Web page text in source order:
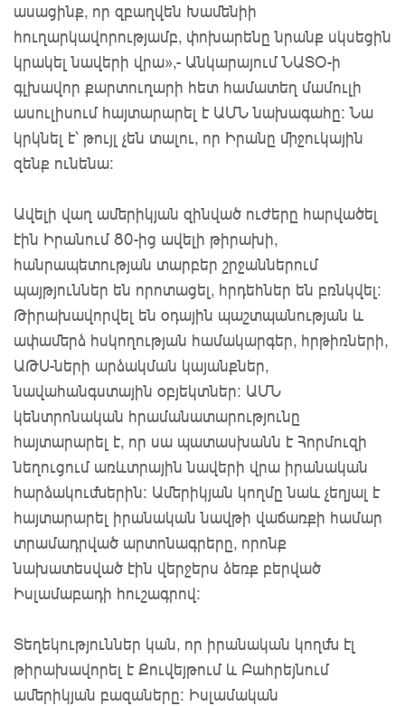
ասացինք, որ զբաղվեն Խամենիի
հուղարկավորությամբ, փոխարենը նրանք սկսեցին
կրակել նավերի վրա»,- Անկարայում ՆԱՏՕ-ի
գլխավոր քարտուղարի հետ համատեղ մամուլի
ասուլիսում հայտարարել է ԱՄՆ նախագահը: Նա
կրկնել է՝ թույլ չեն տալու, որ Իրանը միջուկային
զենք ունենա:
Ավելի վաղ ամերիկյան զինված ուժերը հարվածել
էին Իրանում 80-ից ավելի թիրախի,
հանրապետության տարբեր շրջաններում
պայթյուններ են որոտացել, հրդեհներ են բռնկվել:
Թիրախավորվել են օդային պաշտպանության և
ափամերձ հսկողության համակարգեր, հրթիռների,
ԱԹՍ-ների արձակման կայանքներ,
նավահանգստային օբյեկտներ: ԱՄՆ
կենտրոնական հրամանատարությունը
հայտարարել է, որ սա պատասխանն է Հորմուզի
նեղուցում առևտրային նավերի վրա իրանական
հարձակումներին։ Ամերիկյան կողմը նաև չեղյալ է
հայտարարել իրանական նավթի վաճառքի համար
տրամադրված արտոնագրերը, որոնք
նախատեսված էին վերջերս ձեռք բերված
Իսլամաբադի հուշագրով։
Տեղեկություններ կան, որ իրանական կողմն էլ
թիրախավորել է Քուվեյթում և Բահրեյնում
ամերիկյան բազաները: Իսլամական